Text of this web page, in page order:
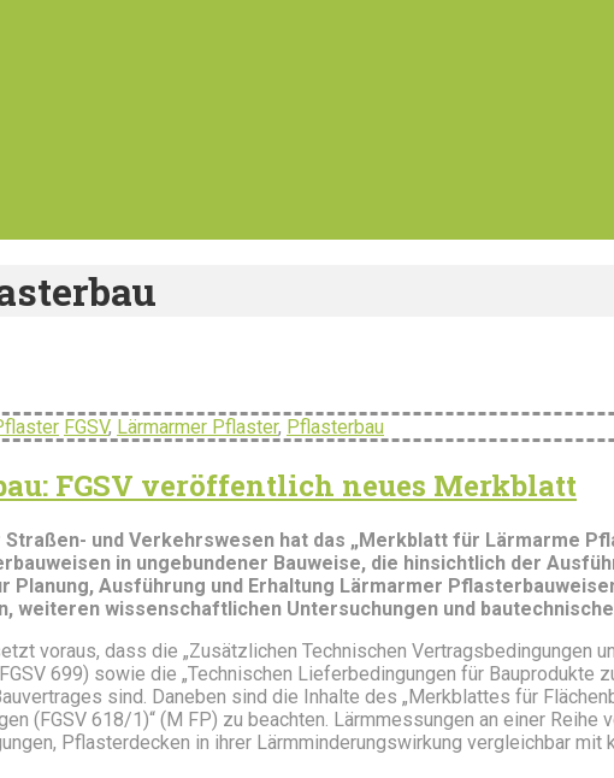
FGSV, Lärmarmer Pflaster, Pflasterbau
FGSV veröffentlich neues Merkblatt
und Verkehrswesen hat das „Merkblatt für Lärmarme
in ungebundener Bauweise, die hinsichtlich der
Planung, Ausführung und Erhaltung Lärmarmer
weiteren wissenschaftlichen Untersuchungen und
voraus, dass die „Zusätzlichen Technischen Vertragsbedingungen
699) sowie die „Technischen Lieferbedingungen für
sind. Daneben sind die Inhalte des „Merkblattes für
(FGSV 618/1)“ (M FP) zu beachten. Lärmmessungen an einer
Pflasterdecken in ihrer Lärmminderungswirkung vergleichbar